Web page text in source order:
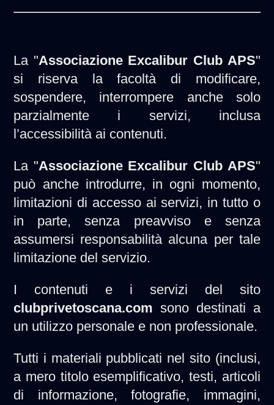
La "Associazione Excalibur Club APS"
si riserva la facoltà di modificare,
sospendere, interrompere anche solo
parzialmente i servizi, inclusa
l’accessibilità ai contenuti.
La "Associazione Excalibur Club APS"
può anche introdurre, in ogni momento,
limitazioni di accesso ai servizi, in tutto o
in parte, senza preavviso e senza
assumersi responsabilità alcuna per tale
limitazione del servizio.
I contenuti e i servizi del sito
clubprivetoscana.com sono destinati a
un utilizzo personale e non professionale.
Tutti i materiali pubblicati nel sito (inclusi,
a mero titolo esemplificativo, testi, articoli
di informazione, fotografie, immagini,